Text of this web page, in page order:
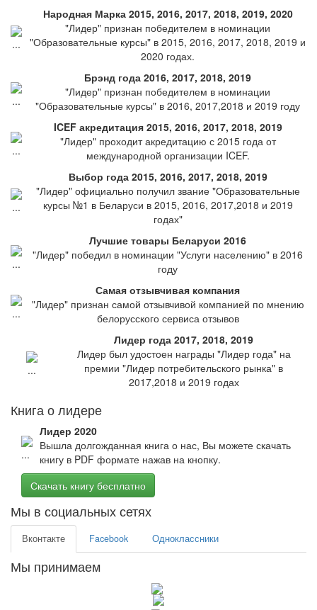
Народная Марка 2015, 2016, 2017, 2018, 2019, 2020
"Лидер" признан победителем в номинации
"Образовательные курсы" в 2015, 2016, 2017, 2018, 2019 и
2020 годах.
Брэнд года 2016, 2017, 2018, 2019
"Лидер" признан победителем в номинации
"Образовательные курсы" в 2016, 2017,2018 и 2019 году
ICEF акредитация 2015, 2016, 2017, 2018, 2019
"Лидер" проходит акредитацию с 2015 года от
международной организации ICEF.
Выбор года 2015, 2016, 2017, 2018, 2019
"Лидер" официально получил звание "Образовательные
курсы №1 в Беларуси в 2015, 2016, 2017,2018 и 2019
годах"
Лучшие товары Беларуси 2016
"Лидер" победил в номинации "Услуги населению" в 2016
году
Самая отзывчивая компания
"Лидер" признан самой отзывчивой компанией по мнению
белорусского сервиса отзывов
Лидер года 2017, 2018, 2019
Лидер был удостоен награды "Лидер года" на
премии "Лидер потребительского рынка" в
2017,2018 и 2019 годах
Книга о лидере
Лидер 2020
Вышла долгожданная книга о нас, Вы можете скачать
книгу в PDF формате нажав на кнопку.
Скачать книгу бесплатно
Мы в социальных сетях
Вконтакте Facebook Одноклассники
Мы принимаем